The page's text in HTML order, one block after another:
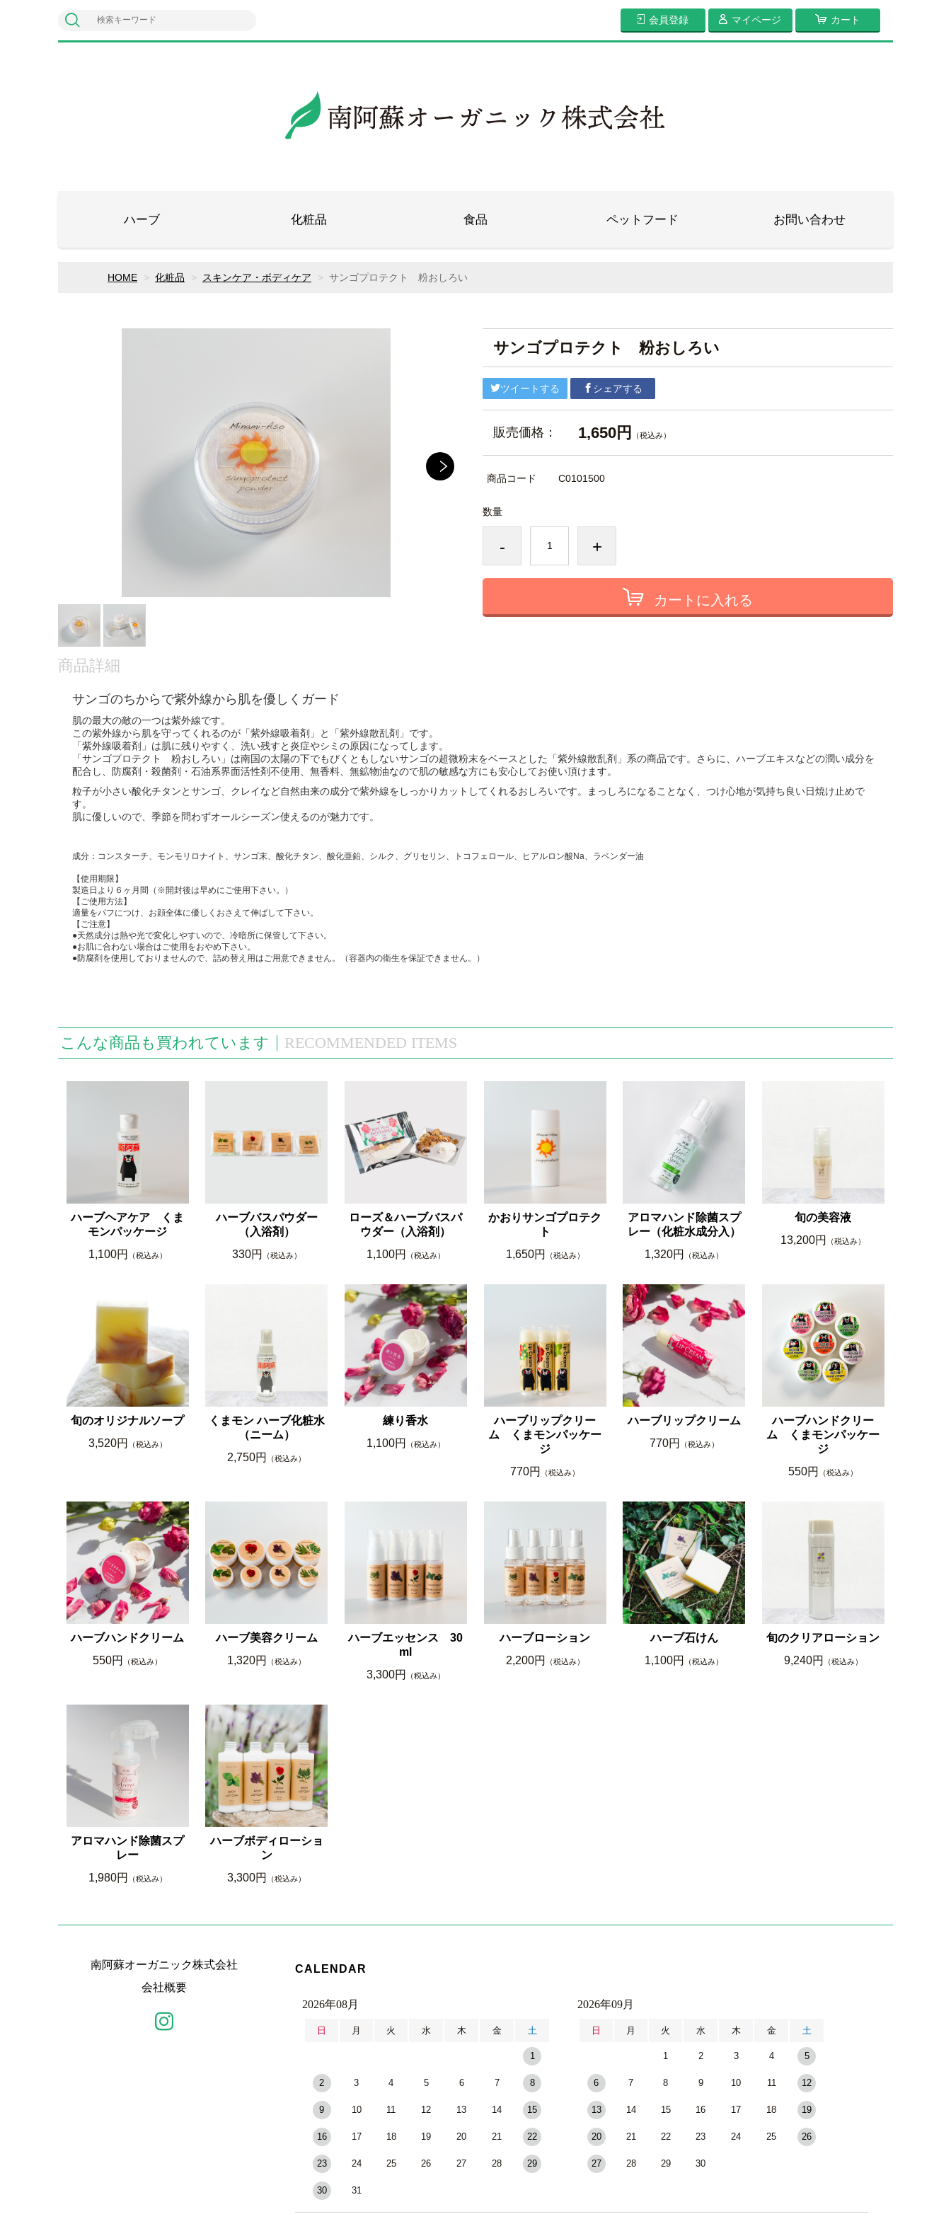
会員登録 マイページ カート
ハーブ 化粧品 食品 ペットフード お問い合わせ
HOME 化粧品 スキンケア・ボディケア サンゴプロテクト 粉おしろい
サンゴプロテクト 粉おしろい
ツイートする シェアする
販売価格： 1,650円 （税込み）
商品コード C0101500
数量
- +
カートに入れる
商品詳細
サンゴのちからで紫外線から肌を優しくガード
肌の最大の敵の一つは紫外線です。
この紫外線から肌を守ってくれるのが「紫外線吸着剤」と「紫外線散乱剤」です。
「紫外線吸着剤」は肌に残りやすく、洗い残すと炎症やシミの原因になってします。
「サンゴプロテクト 粉おしろい」は南国の太陽の下でもびくともしないサンゴの超微粉末をベースとした「紫外線散乱剤」系の商品です。さらに、ハーブエキスなどの潤い成分を
配合し、防腐剤・殺菌剤・石油系界面活性剤不使用、無香料、無鉱物油なので肌の敏感な方にも安心してお使い頂けます。
粒子が小さい酸化チタンとサンゴ、クレイなど自然由来の成分で紫外線をしっかりカットしてくれるおしろいです。まっしろになることなく、つけ心地が気持ち良い日焼け止めで
す。
肌に優しいので、季節を問わずオールシーズン使えるのが魅力です。
成分：コンスターチ、モンモリロナイト、サンゴ末、酸化チタン、酸化亜鉛、シルク、グリセリン、トコフェロール、ヒアルロン酸Na、ラベンダー油
【使用期限】
製造日より６ヶ月間（※開封後は早めにご使用下さい。）
【ご使用方法】
適量をパフにつけ、お顔全体に優しくおさえて伸ばして下さい。
【ご注意】
●天然成分は熱や光で変化しやすいので、冷暗所に保管して下さい。
●お肌に合わない場合はご使用をおやめ下さい。
●防腐剤を使用しておりませんので、詰め替え用はご用意できません。（容器内の衛生を保証できません。）
RECOMMENDED ITEMS
こんな商品も買われています
ハーブヘアケア くま
モンパッケージ
1,100円
（税込み）
ハーブバスパウダー
（入浴剤）
330円
（税込み）
ローズ＆ハーブバスパ
ウダー（入浴剤）
1,100円
（税込み）
かおりサンゴプロテク
ト
1,650円
（税込み）
アロマハンド除菌スプ
レー（化粧水成分入）
1,320円
（税込み）
旬の美容液
13,200円
（税込み）
旬のオリジナルソープ
3,520円
（税込み）
くまモン ハーブ化粧水
（ニーム）
2,750円
（税込み）
練り香水
1,100円
（税込み）
ハーブリップクリー
ム くまモンパッケー
ジ
770円
（税込み）
ハーブリップクリーム
770円
（税込み）
ハーブハンドクリー
ム くまモンパッケー
ジ
550円
（税込み）
ハーブハンドクリーム
550円
（税込み）
ハーブ美容クリーム
1,320円
（税込み）
ハーブエッセンス 30
ml
3,300円
（税込み）
ハーブローション
2,200円
（税込み）
ハーブ石けん
1,100円
（税込み）
旬のクリアローション
9,240円
（税込み）
アロマハンド除菌スプ
レー
1,980円
（税込み）
ハーブボディローショ
ン
3,300円
（税込み）
南阿蘇オーガニック株式会社
会社概要
CALENDAR
2026年08月
日 月 火 水 木 金 土
1
2 3 4 5 6 7 8
9 10 11 12 13 14 15
16 17 18 19 20 21 22
23 24 25 26 27 28 29
30 31
2026年09月
日 月 火 水 木 金 土
1 2 3 4 5
6 7 8 9 10 11 12
13 14 15 16 17 18 19
20 21 22 23 24 25 26
27 28 29 30